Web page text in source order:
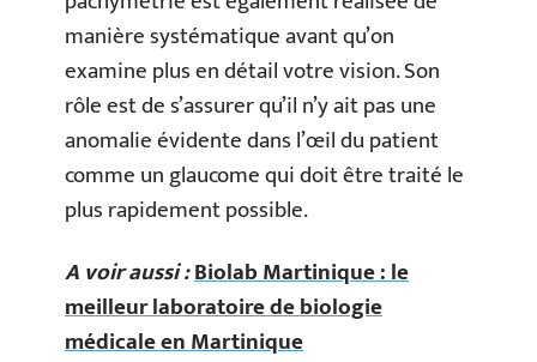
manière systématique avant qu’on
examine plus en détail votre vision. Son
rôle est de s’assurer qu’il n’y ait pas une
anomalie évidente dans l’œil du patient
comme un glaucome qui doit être traité le
plus rapidement possible.
A voir aussi :Biolab Martinique : le
meilleur laboratoire de biologie
médicale en Martinique